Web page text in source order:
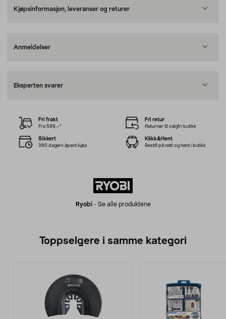
Kjøpsinformasjon, leveranser og returer
Anmeldelser
Eksperten svarer
Ryobi- Se alle produktene
Fri frakt
Fra 599,–*
Fri retur
Returner til valgfri butikk
Sikkert
365 dagers åpent kjøp
Klikk&Hent
Bestill på nett og hent i butikk
Toppselgere i samme kategori